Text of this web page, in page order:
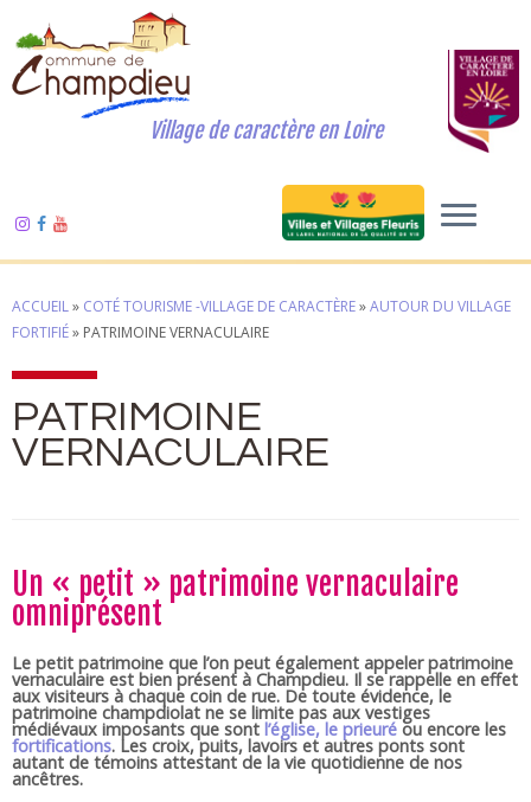
Village de caractère en Loire
ACCUEIL» COTÉ TOURISME -VILLAGE DE CARACTÈRE»AUTOUR DU VILLAGE
FORTIFIÉ» PATRIMOINE VERNACULAIRE
PATRIMOINE
VERNACULAIRE
Un « petit » patrimoine vernaculaire
omniprésent
Le petit patrimoine que l’on peut également appeler patrimoine
vernaculaire est bien présent à Champdieu. Il se rappelle en effet
aux visiteurs à chaque coin de rue. De toute évidence, le
patrimoine champdiolat ne se limite pas aux vestiges
médiévaux imposants que sont l’église, le prieuré ou encore les
fortifications. Les croix, puits, lavoirs et autres ponts sont
autant de témoins attestant de la vie quotidienne de nos
ancêtres.